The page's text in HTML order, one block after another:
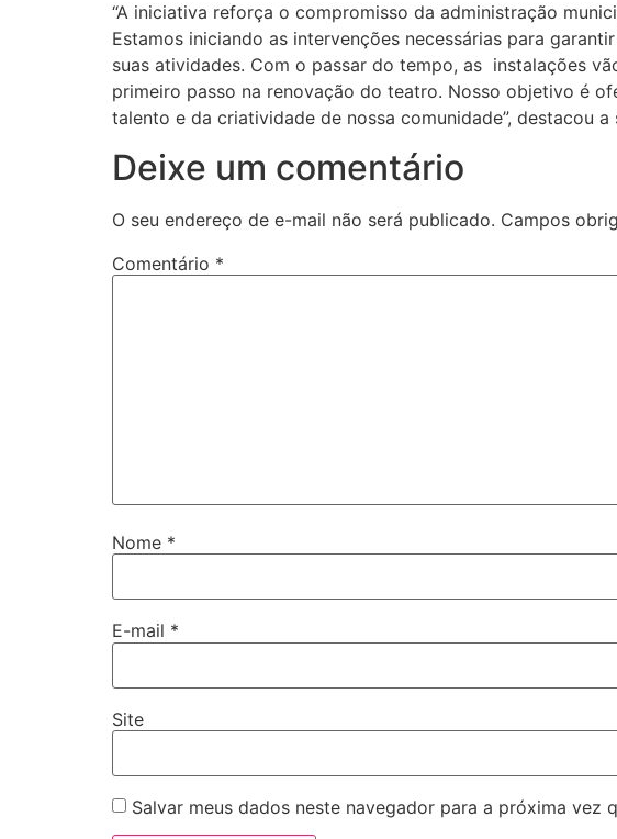
“A iniciativa reforça o compromisso da administração
Estamos iniciando as intervenções necessárias para
suas atividades. Com o passar do tempo, as instalações
primeiro passo na renovação do teatro. Nosso objetivo é
talento e da criatividade de nossa comunidade”, destacou
Deixe um comentário
O seu endereço de e-mail não será publicado. Campos
Comentário *
Nome *
E-mail *
Site
Salvar meus dados neste navegador para a próxima vez